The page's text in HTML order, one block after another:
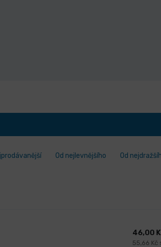
Od nejlevnějšího Od
46,00
55,66 Kč